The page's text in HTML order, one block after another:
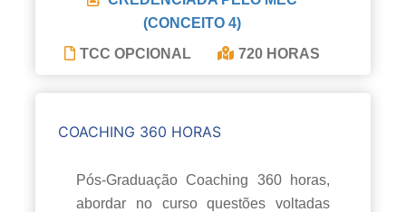
(CONCEITO 4)
TCC OPCIONAL
720 HORAS
COACHING 360 HORAS
Pós-Graduação Coaching 360 horas,
abordar no curso questões voltadas